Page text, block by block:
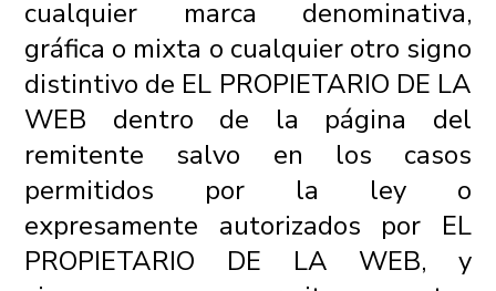
cualquier marca denominativa,
gráfica o mixta o cualquier otro signo
distintivo de EL PROPIETARIO DE LA
WEB dentro de la página del
remitente salvo en los casos
permitidos por la ley o
expresamente autorizados por EL
PROPIETARIO DE LA WEB, y